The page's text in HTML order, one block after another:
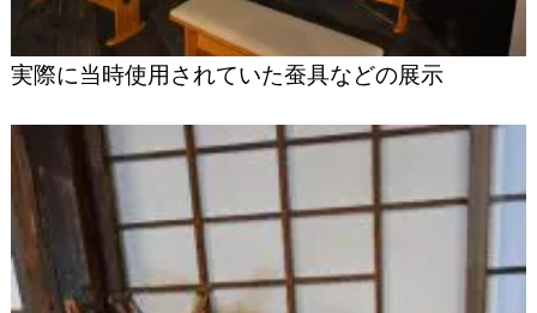
実際に当時使用されていた蚕具などの展示